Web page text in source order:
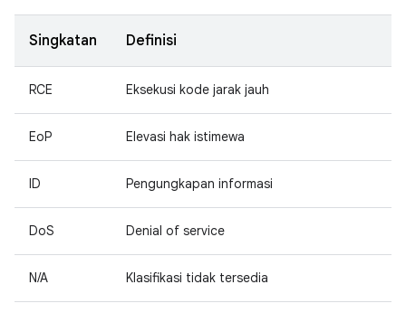
Singkatan Definisi
RCE Eksekusi kode jarak jauh
EoP Elevasi hak istimewa
ID Pengungkapan informasi
DoS Denial of service
N/A Klasifikasi tidak tersedia